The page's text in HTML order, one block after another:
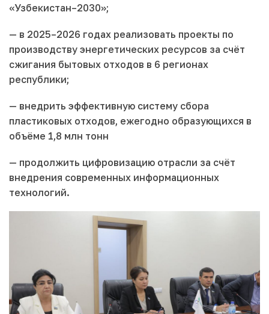
«Узбекистан–2030»;
— в 2025–2026 годах реализовать проекты по
производству энергетических ресурсов за счёт
сжигания бытовых отходов в 6 регионах
республики;
— внедрить эффективную систему сбора
пластиковых отходов, ежегодно образующихся в
объёме 1,8 млн тонн
— продолжить цифровизацию отрасли за счёт
внедрения современных информационных
технологий.